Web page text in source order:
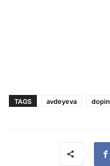
TAGS avdeyeva